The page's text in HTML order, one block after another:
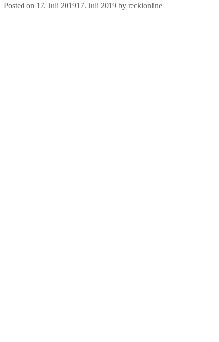
Posted on 17. Juli 201917. Juli 2019 by reckionline